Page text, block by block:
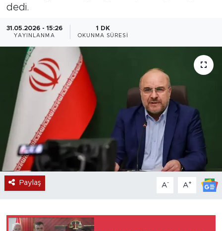
dedi.
31.05.2026 - 15:26
YAYINLANMA
1 DK
OKUNMA SÜRESI
Paylaş A- A+
Spor
Turizm